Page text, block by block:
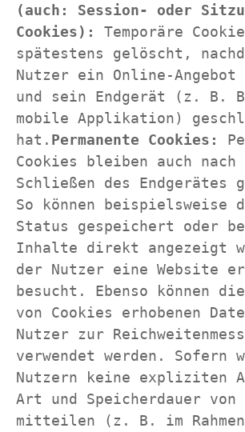
(auch: Session- oder
Cookies):
Temporäre
spätestens gelöscht,
Nutzer ein Online-Angebot
und sein Endgerät (z. B.
mobile Applikation)
hat. Permanente Cookies:
Cookies bleiben auch nach
Schließen des Endgerätes
So können beispielsweise
Status gespeichert oder
Inhalte direkt angezeigt
der Nutzer eine Website
besucht. Ebenso können
von Cookies erhobenen
Nutzer zur
verwendet werden. Sofern
Nutzern keine expliziten
Art und Speicherdauer von
mitteilen (z. B. im